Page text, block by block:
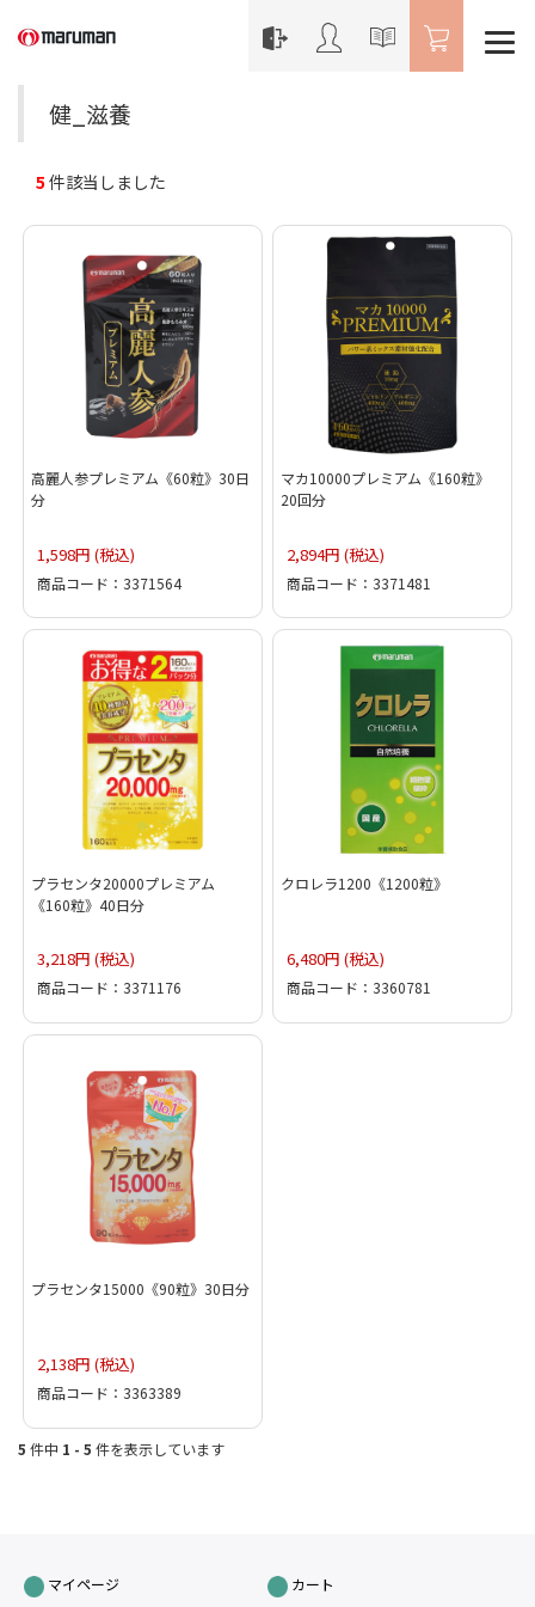
健_滋養
5 件該当しました
高麗人参プレミアム《60粒》30日
分
1,598円 (税込)
商品コード：3371564
マカ10000プレミアム《160粒》
20回分
2,894円 (税込)
商品コード：3371481
プラセンタ20000プレミアム
《160粒》40日分
3,218円 (税込)
商品コード：3371176
クロレラ1200《1200粒》
6,480円 (税込)
商品コード：3360781
プラセンタ15000《90粒》30日分
2,138円 (税込)
商品コード：3363389
5 件中 1 - 5 件を表示しています
マイページ カート